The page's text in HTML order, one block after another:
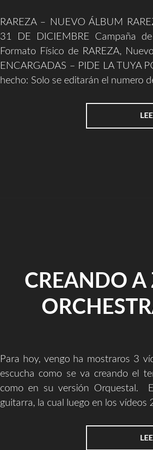
RAREZA – NUEVO ÁLBUM
31 DE DICIEMBRE Campaña
Formato Físico de RAREZA,
ENCARGADAS – PIDE LA TUYA
hecho: Solo se editarán el numero
CREANDO A
Para hoy, vengo ha mostraros 3
escucha como se va creando el
como en su versión Orquestal.
guitarra, la cual luego en los vídeos